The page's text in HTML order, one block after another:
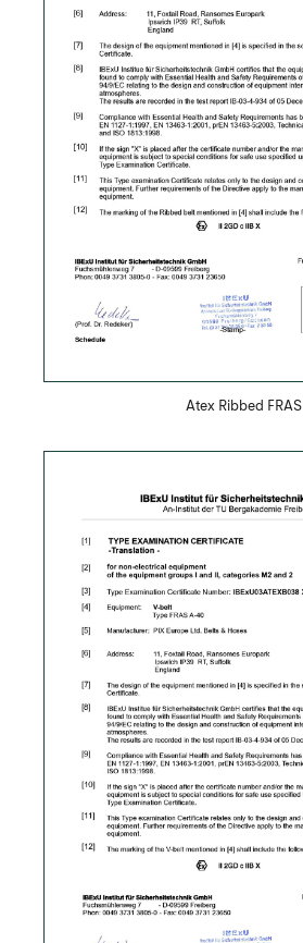
Atex Ribbed FRAS
Скачать PDF
Скачать PDF